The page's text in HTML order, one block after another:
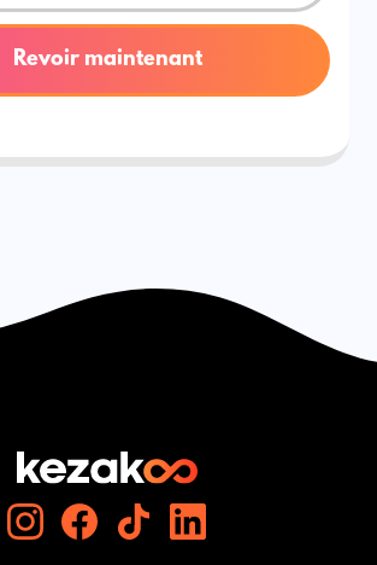
Revoir maintenant